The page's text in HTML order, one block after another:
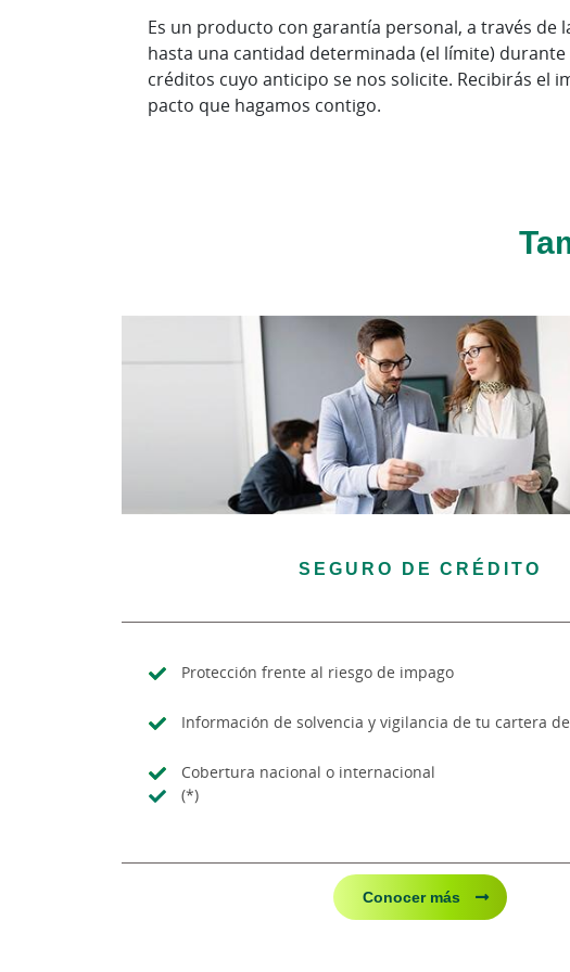
Es un producto con garantía personal, a través
hasta una cantidad determinada (el límite)
créditos cuyo anticipo se nos solicite. Recibirás el
pacto que hagamos contigo.
SEGURO DE CRÉDITO
Protección frente al riesgo de impago
Información de solvencia y vigilancia de tu cartera
Cobertura nacional o internacional
(*)
Conocer más